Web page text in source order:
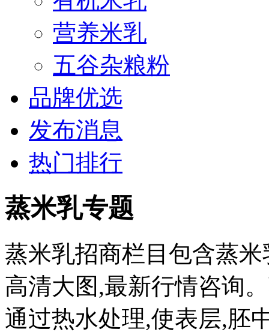
营养米乳
五谷杂粮粉
品牌优选
发布消息
热门排行
蒸米乳专题
蒸米乳招商栏目包含蒸
高清大图,最新行情咨询
通过热水处理,使表层,胚